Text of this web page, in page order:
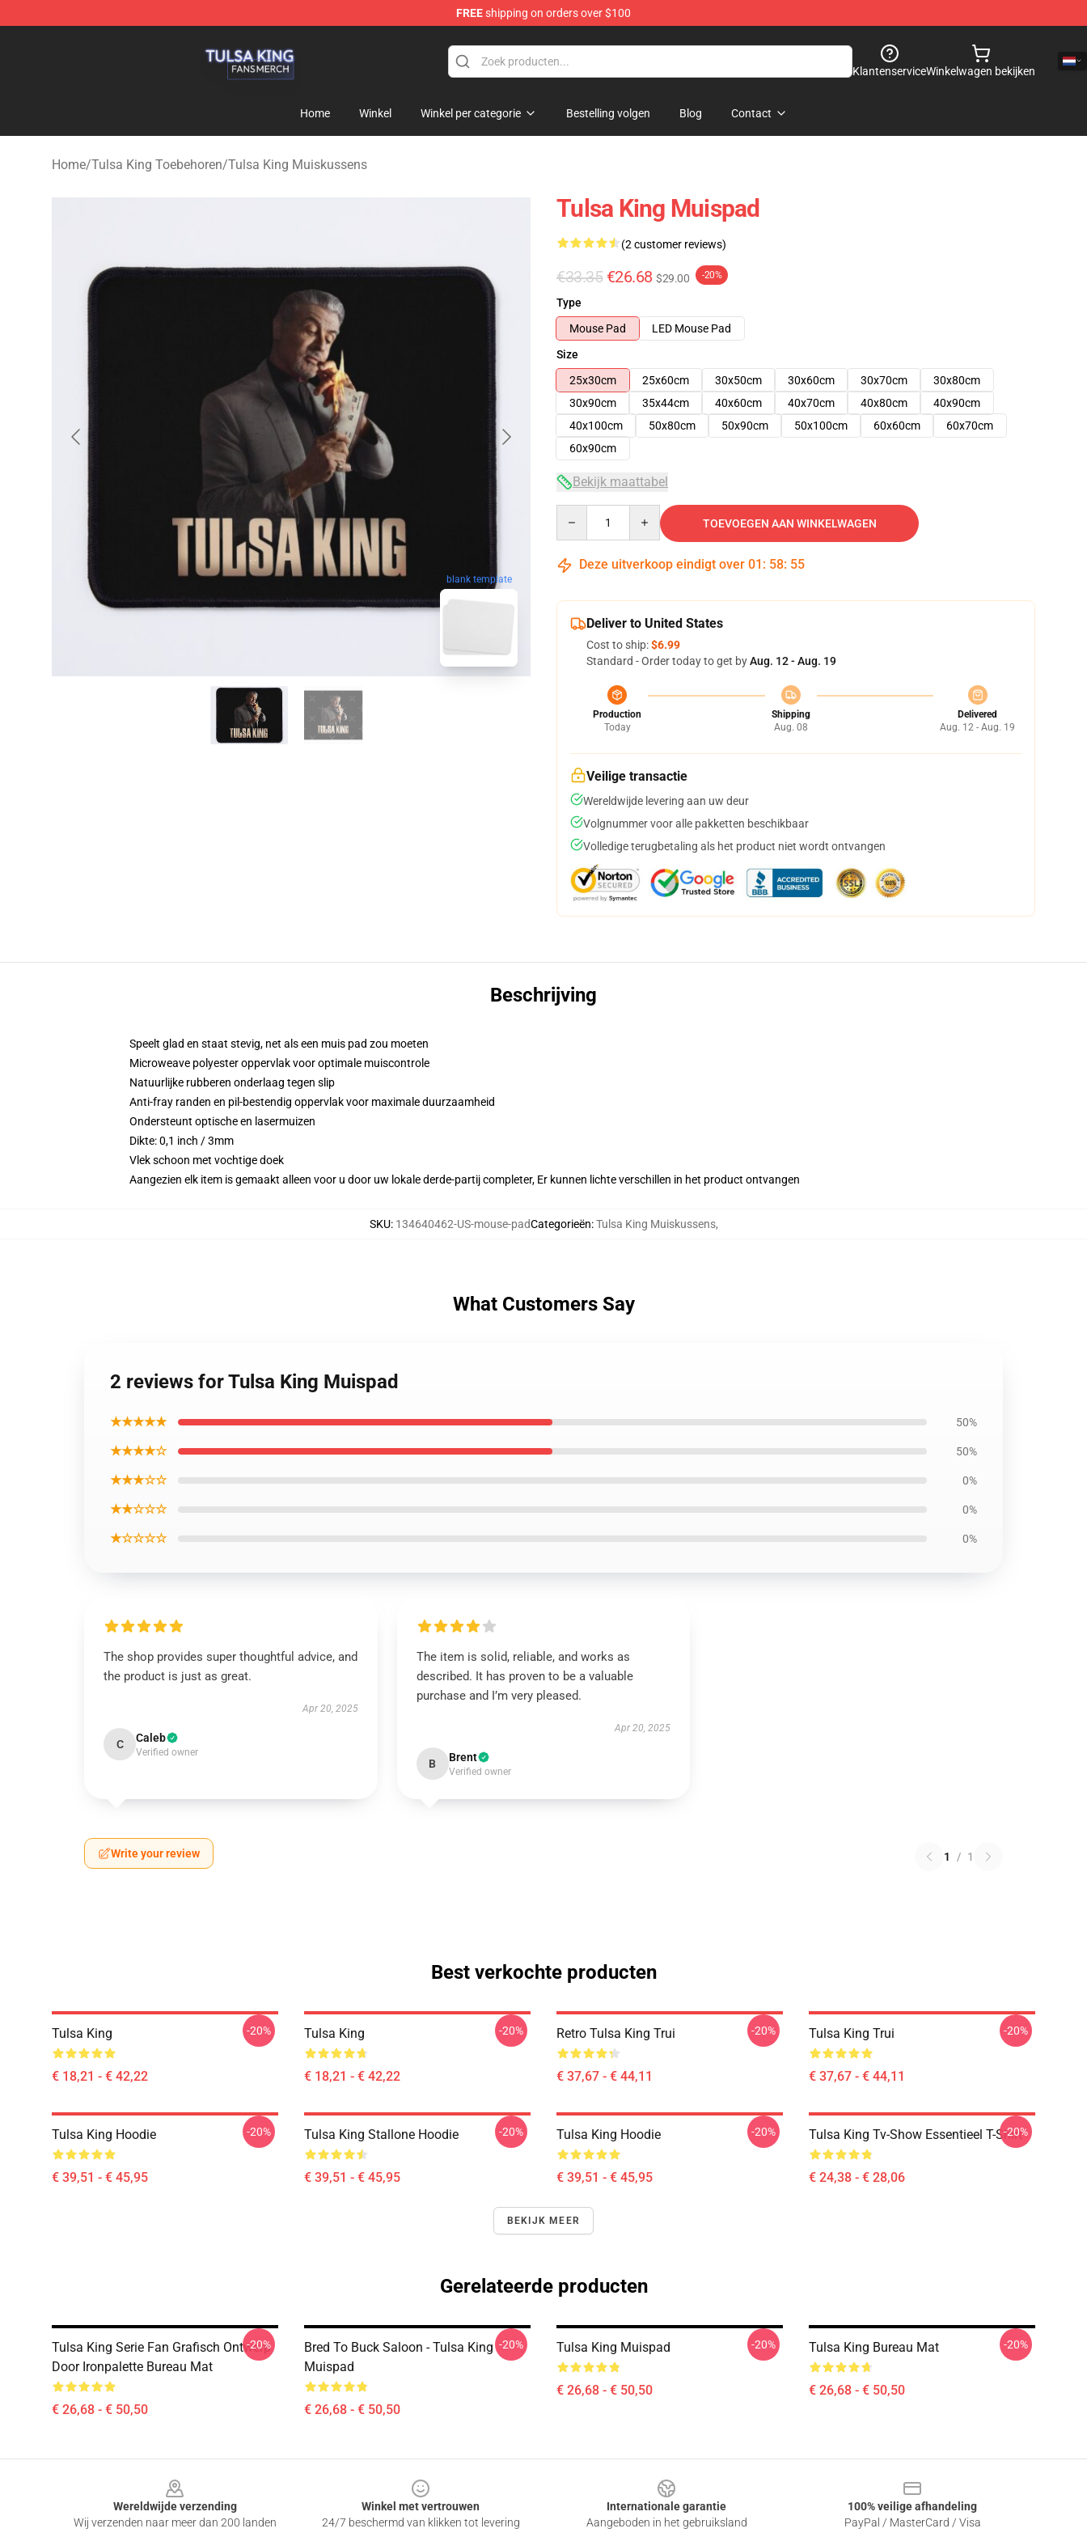
FREEshipping on orders over $100
KlantenserviceWinkelwagen bekijken
Home Winkel Winkel per categorie Bestelling volgen Blog Contact
Home/Tulsa King Toebehoren/Tulsa King Muiskussens
blank template
Tulsa King Muispad
(2 customer reviews)
€33.35 €26.68 $29.00 -20%
Type
Mouse Pad
LED Mouse Pad
Size
25x30cm
25x60cm 30x50cm 30x60cm 30x70cm
30x80cm
30x90cm
35x44cm 40x60cm 40x70cm 40x80cm
40x90cm
40x100cm
50x80cm 50x90cm 50x100cm 60x60cm
60x70cm
60x90cm
Bekijk maattabel
TOEVOEGEN AAN WINKELWAGEN
Deze uitverkoop eindigt over 01 : 58: 54
Deliver to United States
Cost to ship:$6.99
Standard - Order today to get byAug. 12 - Aug. 19
Production
Today
Shipping
Aug. 08
Delivered
Aug. 12 - Aug. 19
Veilige transactie
Wereldwijde levering aan uw deur
Volgnummer voor alle pakketten beschikbaar
Volledige terugbetaling als het product niet wordt ontvangen
Beschrijving
Speelt glad en staat stevig, net als een muis pad zou moeten
Microweave polyester oppervlak voor optimale muiscontrole
Natuurlijke rubberen onderlaag tegen slip
Anti-fray randen en pil-bestendig oppervlak voor maximale duurzaamheid
Ondersteunt optische en lasermuizen
Dikte: 0,1 inch / 3mm
Vlek schoon met vochtige doek
Aangezien elk item is gemaakt alleen voor u door uw lokale derde-partij completer, Er kunnen lichte verschillen in het product ontvangen
SKU: 134640462-US-mouse-padCategorieën:Tulsa King Muiskussens,
What Customers Say
2 reviews for Tulsa King Muispad
★★★★★ 50%
★★★★☆ 50%
★★★☆☆ 0%
★★☆☆☆ 0%
★☆☆☆☆ 0%
The shop provides super thoughtful advice, and
the product is just as great.
Apr 20, 2025
C Caleb
Verified owner
The item is solid, reliable, and works as
described. It has proven to be a valuable
purchase and I’m very pleased.
Apr 20, 2025
B Brent
Verified owner
Write your review 1 / 1
Best verkochte producten
Tulsa King
€ 18,21 - € 42,22
-20% Tulsa King
€ 18,21 - € 42,22
-20% Retro Tulsa King Trui
€ 37,67 - € 44,11
-20% Tulsa King Trui
€ 37,67 - € 44,11
-20%
Tulsa King Hoodie
€ 39,51 - € 45,95
-20% Tulsa King Stallone Hoodie
€ 39,51 - € 45,95
-20% Tulsa King Hoodie
€ 39,51 - € 45,95
-20% Tulsa King Tv-Show Essentieel T-Shirt
€ 24,38 - € 28,06
-20%
BEKIJK MEER
Gerelateerde producten
Tulsa King Serie Fan Grafisch Ontwerp
Door Ironpalette Bureau Mat
€ 26,68 - € 50,50
-20%
Bred To Buck Saloon - Tulsa King
Muispad
€ 26,68 - € 50,50
-20% Tulsa King Muispad
€ 26,68 - € 50,50
-20% Tulsa King Bureau Mat
€ 26,68 - € 50,50
-20%
Wereldwijde verzending
Wij verzenden naar meer dan 200 landen
Winkel met vertrouwen
24/7 beschermd van klikken tot levering
Internationale garantie
Aangeboden in het gebruiksland
100% veilige afhandeling
PayPal / MasterCard / Visa